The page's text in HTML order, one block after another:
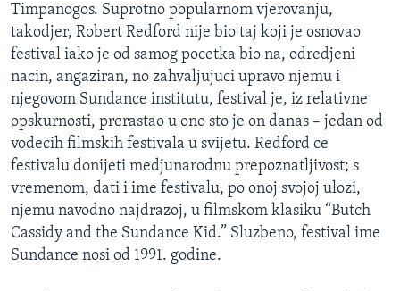
Timpanogos. Suprotno popularnom vjerovanju,
takodjer, Robert Redford nije bio taj koji je osnovao
festival iako je od samog pocetka bio na, odredjeni
nacin, angaziran, no zahvaljujuci upravo njemu i
njegovom Sundance institutu, festival je, iz relativne
opskurnosti, prerastao u ono sto je on danas – jedan od
vodecih filmskih festivala u svijetu. Redford ce
festivalu donijeti medjunarodnu prepoznatljivost; s
vremenom, dati i ime festivalu, po onoj svojoj ulozi,
njemu navodno najdrazoj, u filmskom klasiku “Butch
Cassidy and the Sundance Kid.” Sluzbeno, festival ime
Sundance nosi od 1991. godine.